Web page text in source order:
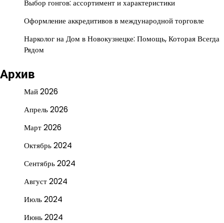
Выбор гонгов: ассортимент и характеристики
Оформление аккредитивов в международной торговле
Нарколог на Дом в Новокузнецке: Помощь, Которая Всегда
Рядом
Архив
Май 2026
Апрель 2026
Март 2026
Октябрь 2024
Сентябрь 2024
Август 2024
Июль 2024
Июнь 2024